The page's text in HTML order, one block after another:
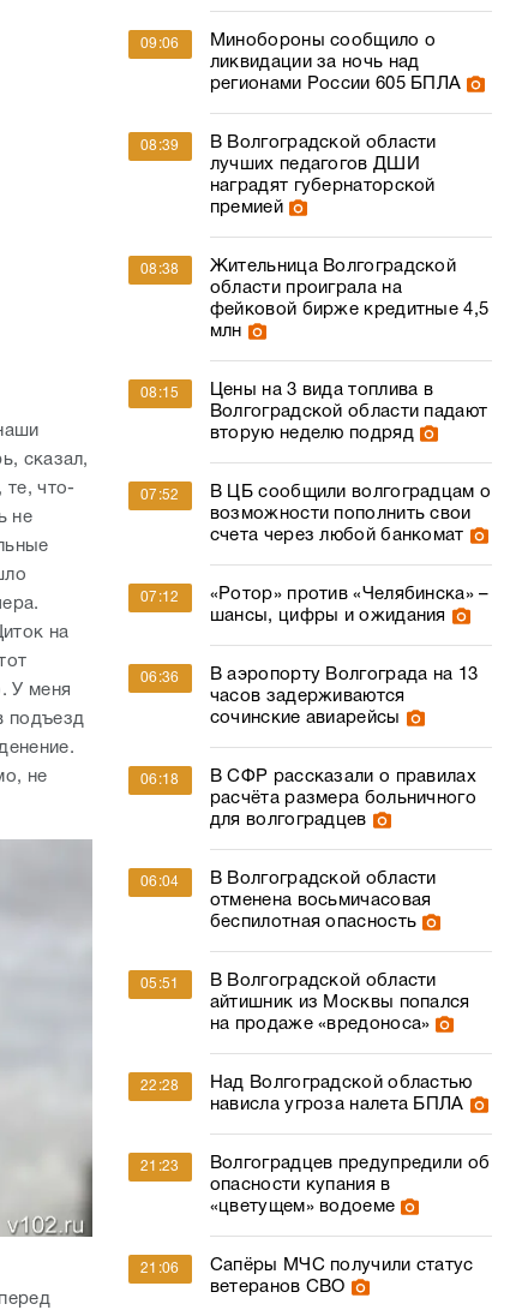
сказал,
те, что-
не
на
У меня
подъезд
не
09:06
Минобороны сообщило о
ликвидации за ночь над
регионами России 605 БПЛА
08:39
В Волгоградской области
лучших педагогов ДШИ
наградят губернаторской
премией
08:38
Жительница Волгоградской
области проиграла на
фейковой бирже кредитные 4,5
млн
08:15
Цены на 3 вида топлива в
Волгоградской области падают
вторую неделю подряд
07:52
В ЦБ сообщили волгоградцам о
возможности пополнить свои
счета через любой банкомат
07:12
«Ротор» против «Челябинска» –
шансы, цифры и ожидания
06:36
В аэропорту Волгограда на 13
часов задерживаются
сочинские авиарейсы
06:18
В СФР рассказали о правилах
расчёта размера больничного
для волгоградцев
06:04
В Волгоградской области
отменена восьмичасовая
беспилотная опасность
05:51
В Волгоградской области
айтишник из Москвы попался
на продаже «вредоноса»
22:28
Над Волгоградской областью
нависла угроза налета БПЛА
21:23
Волгоградцев предупредили об
опасности купания в
«цветущем» водоеме
21:06
Сапёры МЧС получили статус
ветеранов СВО